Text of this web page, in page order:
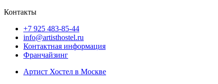
Контакты
+7 925 483-85-44
info@artisthostel.ru
Контактная информация
Франчайзинг
Артист Хостел в Москве